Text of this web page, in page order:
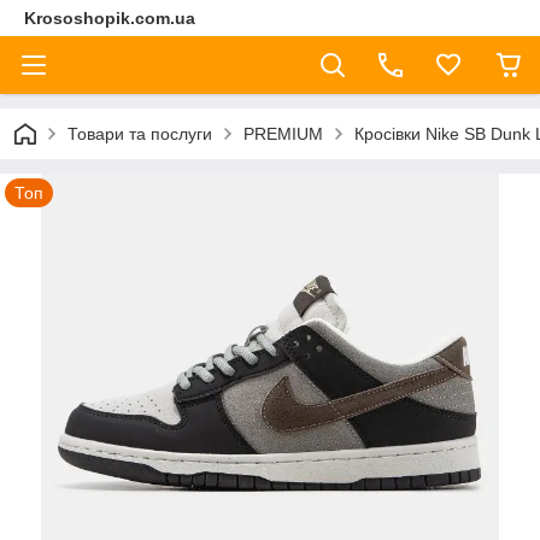
Krososhopik.com.ua
Товари та послуги PREMIUM Кросівки Nike SB
Топ